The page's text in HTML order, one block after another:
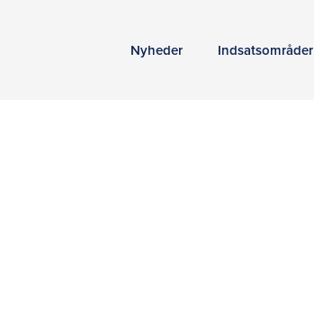
Nyheder Indsatsområder